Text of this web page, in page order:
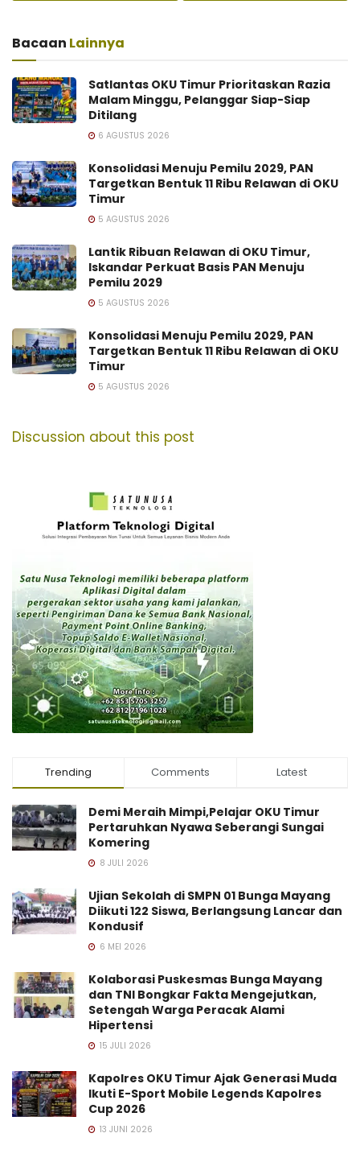
Bacaan Lainnya
Satlantas OKU Timur Prioritaskan Razia
Malam Minggu, Pelanggar Siap-Siap
Ditilang
6 AGUSTUS 2026
Konsolidasi Menuju Pemilu 2029, PAN
Targetkan Bentuk 11 Ribu Relawan di OKU
Timur
5 AGUSTUS 2026
Lantik Ribuan Relawan di OKU Timur,
Iskandar Perkuat Basis PAN Menuju
Pemilu 2029
5 AGUSTUS 2026
Konsolidasi Menuju Pemilu 2029, PAN
Targetkan Bentuk 11 Ribu Relawan di OKU
Timur
5 AGUSTUS 2026
Discussion about this post
Trending Comments Latest
Demi Meraih Mimpi,Pelajar OKU Timur
Pertaruhkan Nyawa Seberangi Sungai
Komering
8 JULI 2026
Ujian Sekolah di SMPN 01 Bunga Mayang
Diikuti 122 Siswa, Berlangsung Lancar dan
Kondusif
6 MEI 2026
Kolaborasi Puskesmas Bunga Mayang
dan TNI Bongkar Fakta Mengejutkan,
Setengah Warga Peracak Alami
Hipertensi
15 JULI 2026
Kapolres OKU Timur Ajak Generasi Muda
Ikuti E-Sport Mobile Legends Kapolres
Cup 2026
13 JUNI 2026